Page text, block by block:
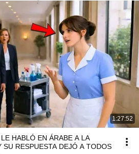
1:27:52
HABLÓ EN ÁRABE A LA
RESPUESTA DEJÓ A TODOS